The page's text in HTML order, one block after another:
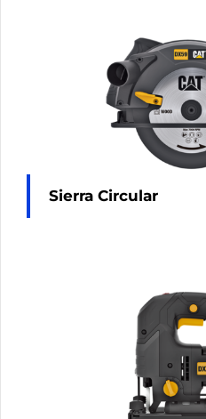
Sierra Circular